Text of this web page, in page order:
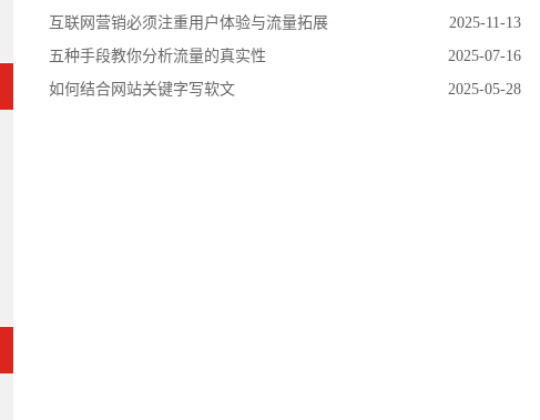
互联网营销必须注重用户体验与流量拓展
2025-11-13
五种手段教你分析流量的真实性
2025-07-16
如何结合网站关键字写软文
2025-05-28